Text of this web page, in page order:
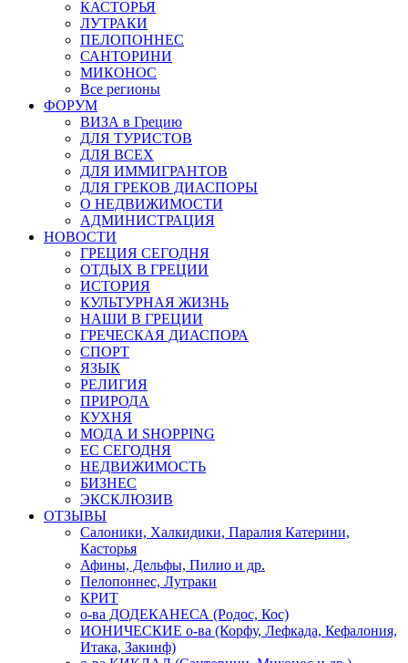
КАСТОРЬЯ
ЛУТРАКИ
ПЕЛОПОННЕС
САНТОРИНИ
МИКОНОС
Все регионы
ФОРУМ
ВИЗА в Грецию
ДЛЯ ТУРИСТОВ
ДЛЯ ВСЕХ
ДЛЯ ИММИГРАНТОВ
ДЛЯ ГРЕКОВ ДИАСПОРЫ
О НЕДВИЖИМОСТИ
АДМИНИСТРАЦИЯ
НОВОСТИ
ГРЕЦИЯ СЕГОДНЯ
ОТДЫХ В ГРЕЦИИ
ИСТОРИЯ
КУЛЬТУРНАЯ ЖИЗНЬ
НАШИ В ГРЕЦИИ
ГРЕЧЕСКАЯ ДИАСПОРА
СПОРТ
ЯЗЫК
РЕЛИГИЯ
ПРИРОДА
КУХНЯ
МОДА И SHOPPING
ЕС СЕГОДНЯ
НЕДВИЖИМОСТЬ
БИЗНЕС
ЭКСКЛЮЗИВ
ОТЗЫВЫ
Салоники, Халкидики, Паралия Катерини,
Касторья
Афины, Дельфы, Пилио и др.
Пелопоннес, Лутраки
КРИТ
о-ва ДОДЕКАНЕСА (Родос, Кос)
ИОНИЧЕСКИЕ о-ва (Корфу, Лефкада, Кефалония,
Итака, Закинф)